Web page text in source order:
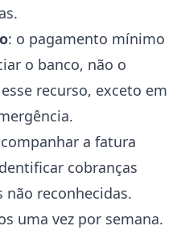
: o pagamento mínimo
o banco, não o
recurso, exceto em
a fatura
cobranças
não reconhecidas.
uma vez por semana.